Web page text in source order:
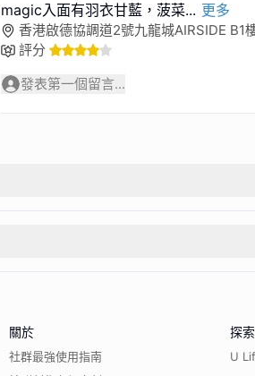
magic入面有羽衣甘藍，菠菜... 更多
香港啟德協調道2號九龍城AIRSIDE B1
評分
發表第一個留言...
關於
社群最強使用指南
探索
U